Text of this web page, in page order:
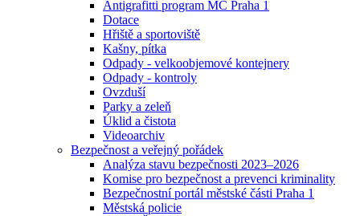
Antigrafitti program MČ Praha 1
Dotace
Hřiště a sportoviště
Kašny, pítka
Odpady - velkoobjemové kontejnery
Odpady - kontroly
Ovzduší
Parky a zeleň
Úklid a čistota
Videoarchiv
Bezpečnost a veřejný pořádek
Analýza stavu bezpečnosti 2023–2026
Komise pro bezpečnost a prevenci kriminality
Bezpečnostní portál městské části Praha 1
Městská policie